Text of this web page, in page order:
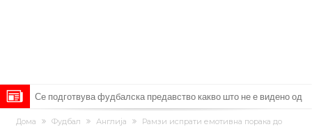
Се подготвува фудбалска предавство какво што не е видено од
2010 година?
Тикет на денот (недела, 09.08.2026)
Дома Фудбал Англија
Рамзи испрати емотивна порака до